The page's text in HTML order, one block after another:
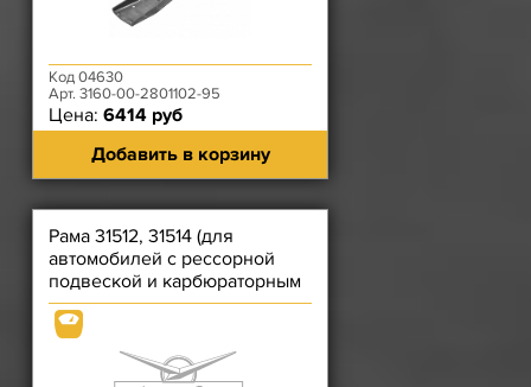
Код 04630
Арт. 3160-00-2801102-95
Цена: 6414 руб
Добавить в корзину
Рама 31512, 31514 (для
автомобилей с рессорной
подвеской и карбюраторным
двигателем)